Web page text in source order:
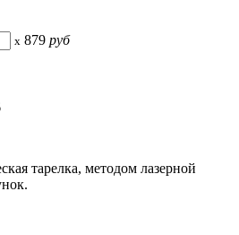
x 879 руб
тарелка, методом лазерной